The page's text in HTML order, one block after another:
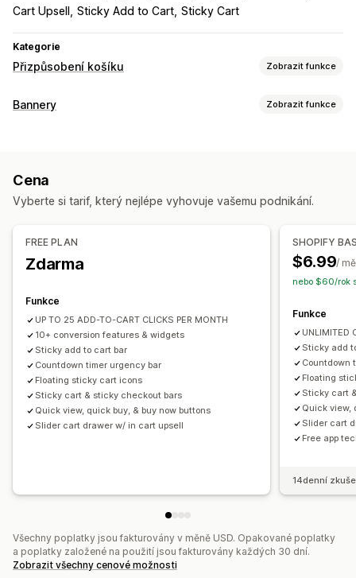
Cart Upsell
Sticky Add to Cart Sticky Cart
Kategorie
Přizpůsobení košíku Zobrazit funkce
Zobrazení košíku
Plovoucí košík
Doporučené produkty
Vyšší slevy za vyšší nákupy
Doprava zdarma
Přizpůsobení pokladny
Automatické slevy
Upselling jedním kliknutím
Přeskočení na pokladnu
Bannery Zobrazit funkce
Propagační
Geografické cílení
Cílení na chování
Cena
Vyberte si tarif, který nejlépe vyhovuje vašemu podnikání.
FREE PLAN
Zdarma
Funkce
UP TO 25 ADD-TO-CART CLICKS PER MONTH
10+ conversion features & widgets
Sticky add to cart bar
Countdown timer urgency bar
Floating sticky cart icons
Sticky cart & sticky checkout bars
Quick view, quick buy, & buy now buttons
Slider cart drawer w/ in cart upsell
SHOPIFY
$6.99/
nebo $60/rok
Funkce
UNLIMITED
Sticky add
Countdown
Floating
Sticky cart
Quick view,
Slider cart
Free app
14denní
Všechny poplatky jsou fakturovány v měně USD. Opakované poplatky
a poplatky založené na použití jsou fakturovány každých 30 dní.
Zobrazit všechny cenové možnosti